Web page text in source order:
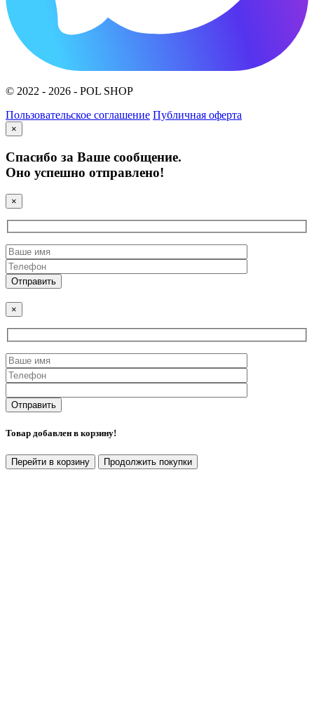
© 2022 - 2026 - POL SHOP
Пользовательское соглашение Публичная оферта
×
Спасибо за Ваше сообщение.
Оно успешно отправлено!
×
×
Товар добавлен в корзину!
Перейти в корзину Продолжить покупки